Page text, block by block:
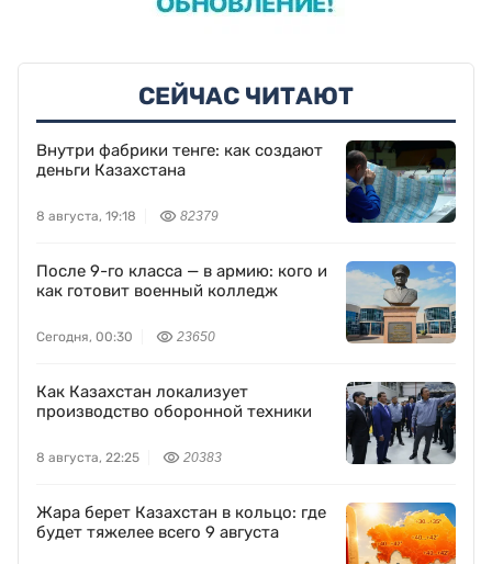
СЕЙЧАС ЧИТАЮТ
Внутри фабрики тенге: как создают
деньги Казахстана
8 августа, 19:18 82379
После 9-го класса — в армию: кого и
как готовит военный колледж
Сегодня, 00:30 23650
Как Казахстан локализует
производство оборонной техники
8 августа, 22:25 20383
Жара берет Казахстан в кольцо: где
будет тяжелее всего 9 августа